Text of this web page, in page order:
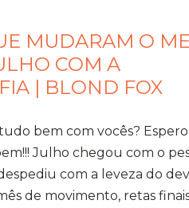
MUDARAM O
COM A
| BLOND FOX
bem com vocês?
Julho chegou com o
com a leveza do
de movimento, retas